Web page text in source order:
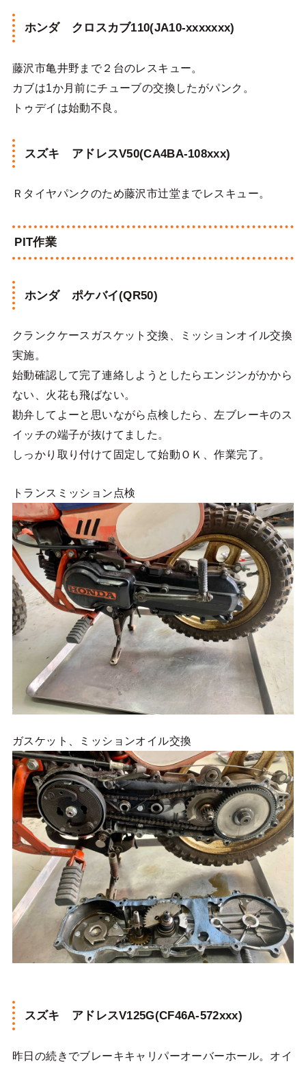
ホンダ クロスカブ110(JA10-xxxxxxx)
藤沢市亀井野まで２台のレスキュー。
カブは1か月前にチューブの交換したがパンク。
トゥデイは始動不良。
スズキ アドレスV50(CA4BA-108xxx)
Ｒタイヤパンクのため藤沢市辻堂までレスキュー。
PIT作業
ホンダ ポケバイ(QR50)
クランクケースガスケット交換、ミッションオイル交換
実施。
始動確認して完了連絡しようとしたらエンジンがかから
ない、火花も飛ばない。
勘弁してよーと思いながら点検したら、左ブレーキのス
イッチの端子が抜けてました。
しっかり取り付けて固定して始動ＯＫ、作業完了。
トランスミッション点検
ガスケット、ミッションオイル交換
スズキ アドレスV125G(CF46A-572xxx)
昨日の続きでブレーキキャリパーオーバーホール。オイ